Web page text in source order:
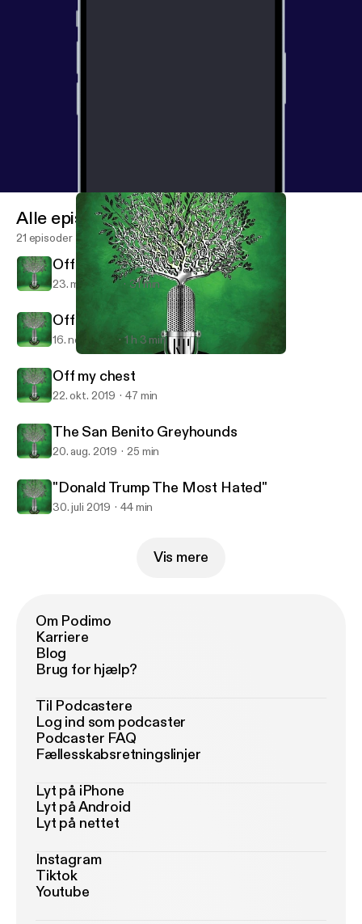
Tree Radio
Alle episoder
21 episoder
Off my Chest COVID-19
23. mar. 2020 31 min
Off My Chest
16. nov. 2019 1 h 3 min
Off my chest
22. okt. 2019 47 min
The San Benito Greyhounds
20. aug. 2019 25 min
"Donald Trump The Most Hated"
30. juli 2019 44 min
Vis mere
Om Podimo
Karriere
Blog
Brug for hjælp?
Til Podcastere
Log ind som podcaster
Podcaster FAQ
Fællesskabsretningslinjer
Lyt på iPhone
Lyt på Android
Lyt på nettet
Instagram
Tiktok
Youtube